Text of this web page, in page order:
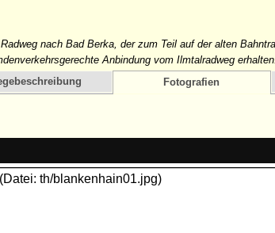
nach Bad Berka, der zum Teil auf der alten
Anbindung vom Ilmtalradweg erhalten.
Fotografien